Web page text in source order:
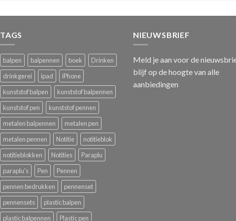
TAGS
balpen balpennen boek
Drinken
drinkgerei
ipad
iPhone
kunststof balpen
kunststof balpennen
kunststof pen
kunststof pennen
metalen balpennen
metalen pen
metalen pennen
Notitie
notitieblok
notitieblokken
Notities
Paraplu
paraplu's
Pen
Pennen
pennen bedrukken
pennenset
pennensets
plastic balpen
plastic balpennen
Plastic pen
NIEUWSBRIEF
Meld je aan voor de
blijf op de hoogte van alle
aanbiedingen